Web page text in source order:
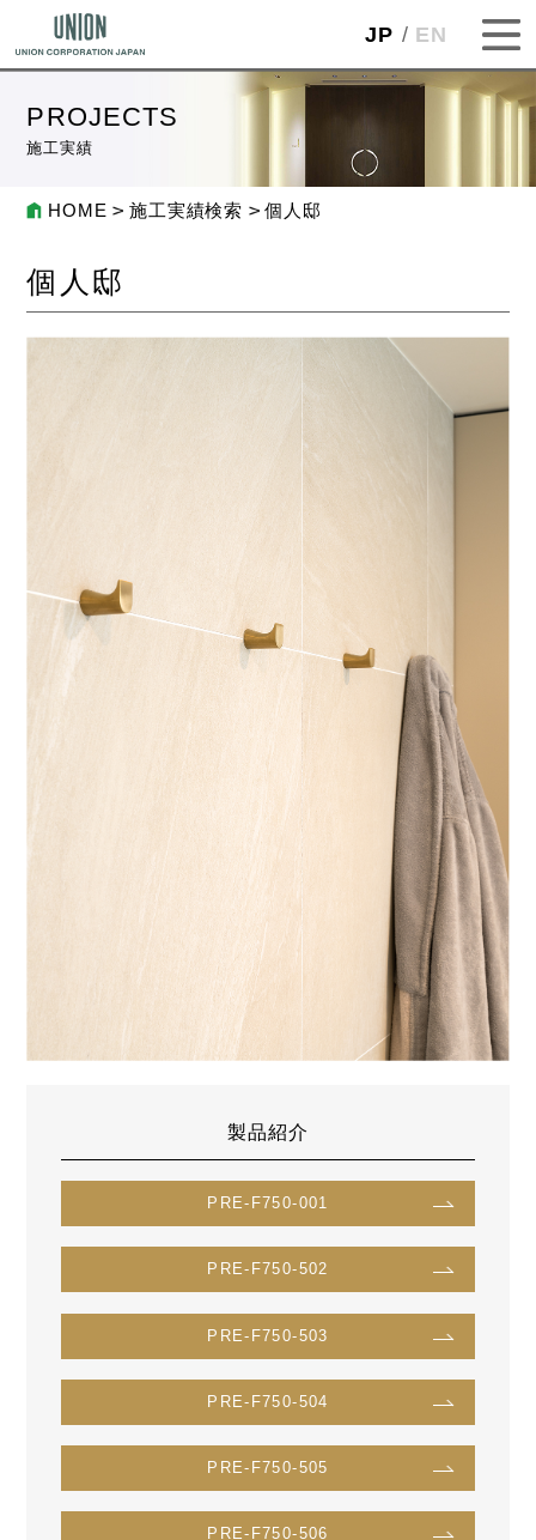
JP EN
PROJECTS
施工実績
HOME 施工実績検索 個人邸
個人邸
製品紹介
PRE-F750-001
PRE-F750-502
PRE-F750-503
PRE-F750-504
PRE-F750-505
PRE-F750-506